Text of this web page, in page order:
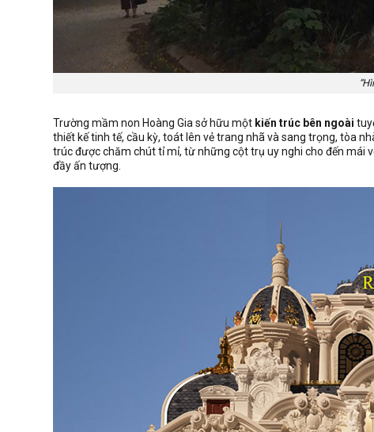
Trường mầm non Hoàng Gia sở hữu một kiến trúc bên ngoài
thiết kế tinh tế, cầu kỳ, toát lên vẻ trang nhã và sang trọng, tòa
trúc được chăm chút tỉ mỉ, từ những cột trụ uy nghi cho đến mái
đầy ấn tượng.